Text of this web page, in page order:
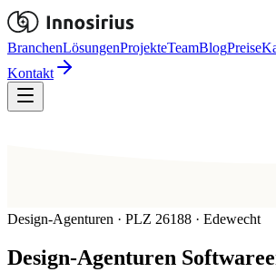
BranchenLösungenProjekteTeamBlogPreise
Kontakt
Design-Agenturen · PLZ 26188 · Edewecht
Design-Agenturen